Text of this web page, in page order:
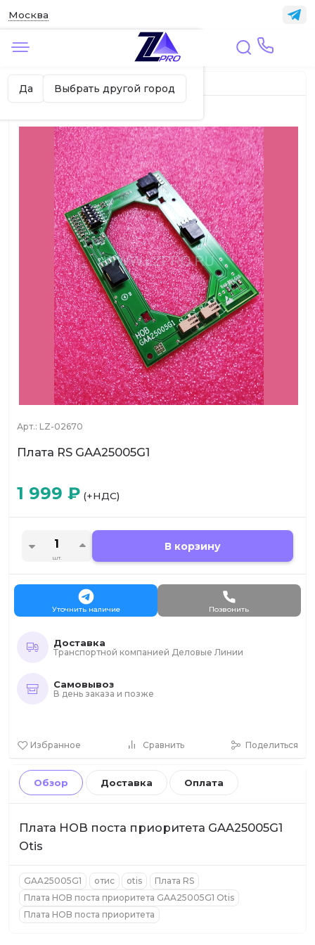
Москва
Москва ваш город?
Да Выбрать другой город
Главная ЛИФТЫ Электронные платы
Арт.: LZ-02670
Плата RS GAA25005G1
Избранное Сравнить Поделиться
1 999 ₽ (+НДС)
шт.
В корзину
Уточнить наличие Позвонить
Доставка
Транспортной компанией Деловые Линии
Самовывоз
В день заказа и позже
Обзор Доставка Оплата
Плата HOB поста приоритета GAA25005G1
Otis
GAA25005G1 отис otis
Плата RS
Плата HOB поста приоритета GAA25005G1 Otis
Плата HOB поста приоритета